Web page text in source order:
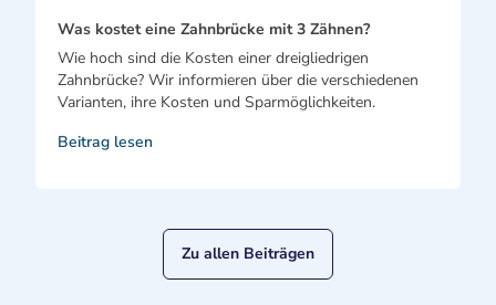
Was kostet eine Zahnbrücke mit 3 Zähnen?
Wie hoch sind die Kosten einer dreigliedrigen
Zahnbrücke? Wir informieren über die verschiedenen
Varianten, ihre Kosten und Sparmöglichkeiten.
Beitrag lesen
Zu allen Beiträgen